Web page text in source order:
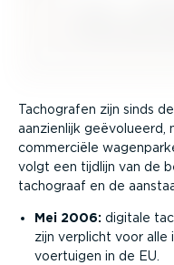
Tachografen zijn sinds
aanzienlijk geëvolueerd,
commerciële
volgt een tijdlijn van de
tachograaf en de
Mei 2006:digitale
zijn verplicht voor alle
voertuigen in de EU.